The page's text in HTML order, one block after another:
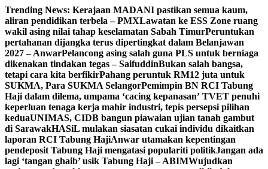
Skip
to
content
Trending News: Kerajaan MADANI pastikan semua kaum,
aliran pendidikan terbela – PMXLawatan ke ESS Zone ruang
wakil asing nilai tahap keselamatan Sabah TimurPeruntukan
pertahanan dijangka terus dipertingkat dalam Belanjawan
2027 – AnwarPelancong asing salah guna PLS untuk berniaga
dikenakan tindakan tegas – SaifuddinBukan salah bangsa,
tetapi cara kita berfikirPahang peruntuk RM12 juta untuk
SUKMA, Para SUKMA SelangorPemimpin BN RCI Tabung
Haji dalam dilema, umpama ‘cacing kepanasan’ TVET penuhi
keperluan tenaga kerja mahir industri, tepis persepsi pilihan
keduaUNIMAS, CIDB bangun piawaian ujian tanah gambut
di SarawakHASiL mulakan siasatan cukai individu dikaitkan
laporan RCI Tabung HajiAnwar utamakan kepentingan
pendeposit Tabung Haji mengatasi populariti politikJangan ada
lagi ‘tangan ghaib’ usik Tabung Haji – ABIMWujudkan